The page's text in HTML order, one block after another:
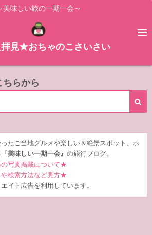
美味しい旅の一期一会～
見★おちゃのこさいさい
らから
たご当地グルメや楽しい＆絶景スポット、ホ
美味しい一期一会』 の旅行ブログ。
写真掲載について★
検索方法など見方★
イト広告を利用しています。